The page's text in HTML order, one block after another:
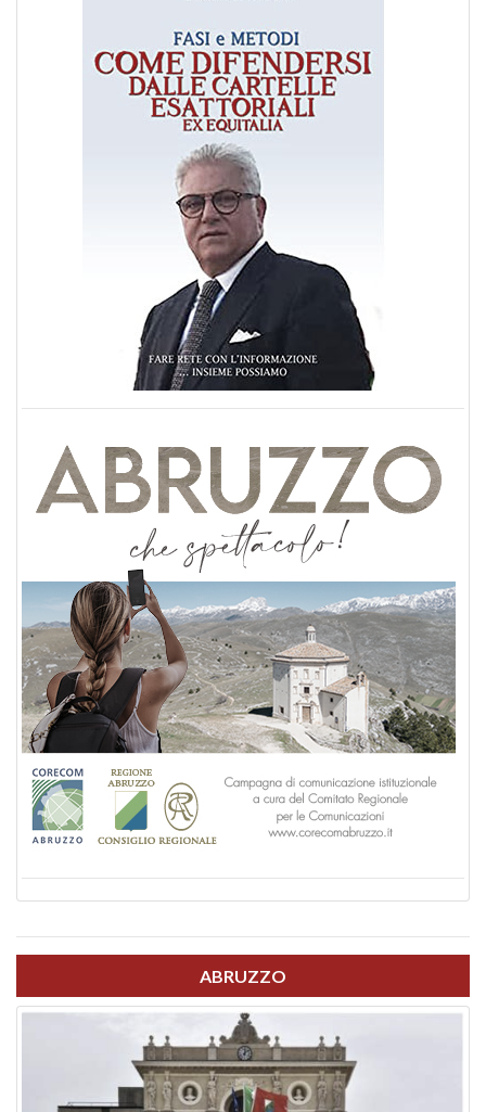
ABRUZZO